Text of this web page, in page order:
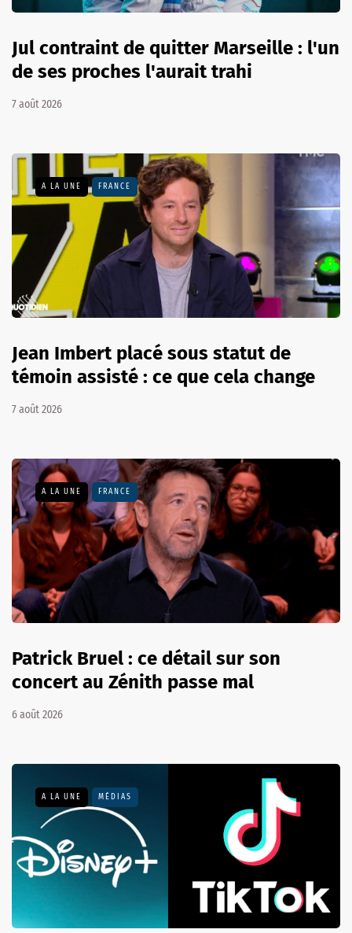
Jul contraint de quitter Marseille : l'un
de ses proches l'aurait trahi
7 août 2026
A LA UNE FRANCE
Jean Imbert placé sous statut de
témoin assisté : ce que cela change
7 août 2026
A LA UNE FRANCE
Patrick Bruel : ce détail sur son
concert au Zénith passe mal
6 août 2026
A LA UNE MÉDIAS